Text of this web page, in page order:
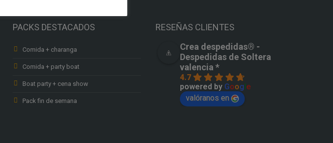
PACKS DESTACADOS
Comida + charanga
Comida + party boat
Boat party + cena show
Pack fin de semana
RESEÑAS CLIENTES
Crea despedidas®️ -
Despedidas de Soltera
valencia *
4.7
powered by Google
valóranos en